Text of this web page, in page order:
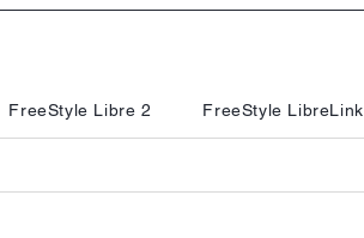
FreeStyle Libre 2 FreeStyle